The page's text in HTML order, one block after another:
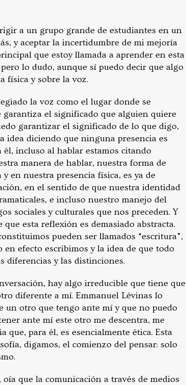
a un grupo grande de estudiantes en un
y aceptar la incertidumbre de mi mejoría
que estoy llamada a aprender en esta
lo dudo, aunque sí puedo decir que algo
física y sobre la voz.
la voz como el lugar donde se
el significado que alguien quiere
garantizar el significado de lo que digo,
idea diciendo que ninguna presencia es
incluso al hablar estamos citando
manera de hablar, nuestra forma de
en nuestra presencia física, es ya de
en el sentido de que nuestra identidad
e incluso nuestro manejo del
sociales y culturales que nos preceden. Y
esta reflexión es demasiado abstracta.
pueden ser llamados “escritura”,
efecto escribimos y la idea de que todo
diferencias y las distinciones.
hay algo irreducible que tiene que
diferente a mí. Emmanuel Lévinas lo
un otro que tengo ante mí y que no puedo
ante mí este otro me descentra, me
para él, es esencialmente ética. Esta
digamos, el comienzo del pensar: solo
oía que la comunicación a través de medios